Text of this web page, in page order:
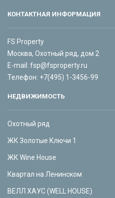
КОНТАКТНАЯ ИНФОРМАЦИЯ
FS Property
Москва, Охотный ряд, дом 2
E-mail: fsp@fsproperty.ru
Телефон: +7(495) 1-3456-99
НЕДВИЖИМОСТЬ
Охотный ряд
ЖК Золотые Ключи 1
ЖК Wine House
Квартал на Ленинском
ВЕЛЛ ХАУС (WELL HOUSE)